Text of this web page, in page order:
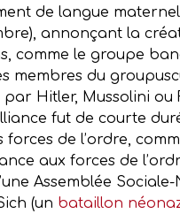
de langue
annonçant la
comme le groupe
membres du
Hitler, Mussolini
fut de courte
de l’ordre,
aux forces de
Assemblée
(un bataillon